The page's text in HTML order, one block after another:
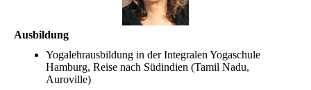
Ausbildung
Yogalehrausbildung in der Integralen Yogaschule
Hamburg, Reise nach Südindien (Tamil Nadu,
Auroville)